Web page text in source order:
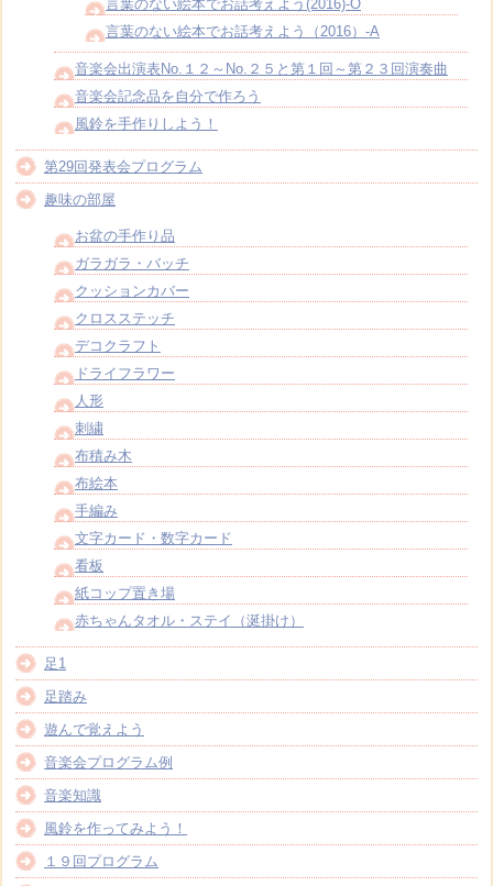
言葉のない絵本でお話考えよう(2016)-O
言葉のない絵本でお話考えよう（2016）-A
音楽会出演表No.１２～No.２５と第１回～第２３回演奏曲
音楽会記念品を自分で作ろう
風鈴を手作りしよう！
第29回発表会プログラム
趣味の部屋
お盆の手作り品
ガラガラ・バッチ
クッションカバー
クロスステッチ
デコクラフト
ドライフラワー
人形
刺繍
布積み木
布絵本
手編み
文字カード・数字カード
看板
紙コップ置き場
赤ちゃんタオル・ステイ（涎掛け）
足1
足踏み
遊んで覚えよう
音楽会プログラム例
音楽知識
風鈴を作ってみよう！
１９回プログラム